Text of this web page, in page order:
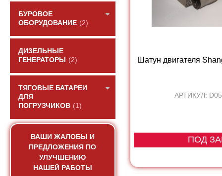
БУРОВОЕ
ОБОРУДОВАНИЕ (2)
ДИЗЕЛЬНЫЕ
ГЕНЕРАТОРЫ
(2)
ТЯГОВЫЕ БАТАРЕИ
ДЛЯ
ПОГРУЗЧИКОВ (1)
ВАШИ ЖАЛОБЫ И
ПРЕДЛОЖЕНИЯ ПО
УЛУЧШЕНИЮ
НАШЕЙ РАБОТЫ
Шатун двигателя
АРТИКУЛ:
ПОД